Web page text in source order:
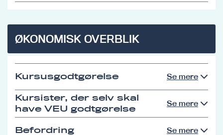
ØKONOMISK OVERBLIK
Kursusgodtgørelse Se mere
Kursister, der selv skal
have VEU godtgørelse
Se mere
Befordring Se mere